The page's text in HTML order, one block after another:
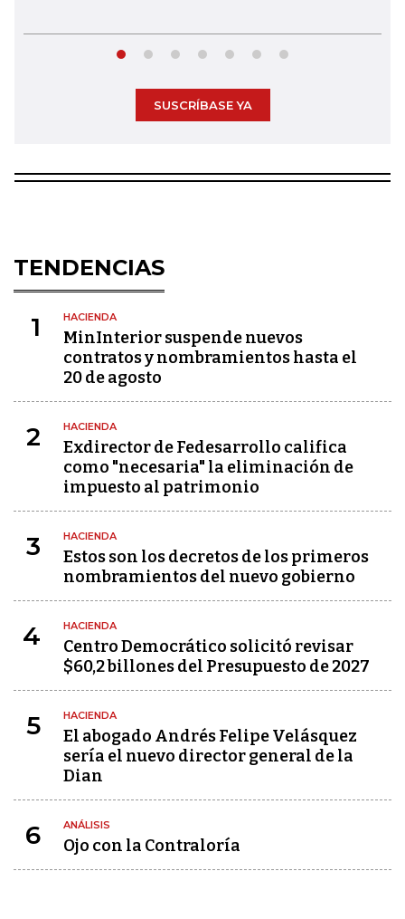
SUSCRÍBASE YA
TENDENCIAS
1 HACIENDA
MinInterior suspende nuevos
contratos y nombramientos hasta el
20 de agosto
2 HACIENDA
Exdirector de Fedesarrollo califica
como "necesaria" la eliminación de
impuesto al patrimonio
3 HACIENDA
Estos son los decretos de los primeros
nombramientos del nuevo gobierno
4 HACIENDA
Centro Democrático solicitó revisar
$60,2 billones del Presupuesto de 2027
5 HACIENDA
El abogado Andrés Felipe Velásquez
sería el nuevo director general de la
Dian
6 ANÁLISIS
Ojo con la Contraloría